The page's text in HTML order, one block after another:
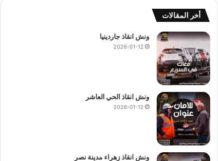
أخر المقالات
ونش انقاذ جاردينيا
2026-01-12
ونش انقاذ الحي العاشر
2026-01-12
ونش انقاذ زهراء مدينة نصر